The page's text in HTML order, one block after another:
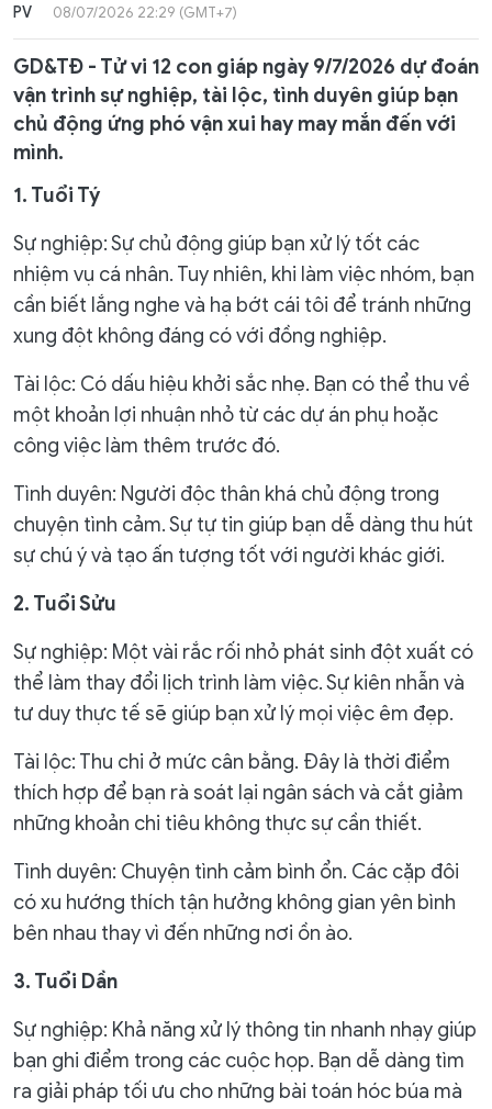
PV 08/07/2026 22:29 (GMT+7)
GD&TĐ - Tử vi 12 con giáp ngày 9/7/2026 dự đoán
vận trình sự nghiệp, tài lộc, tình duyên giúp bạn
chủ động ứng phó vận xui hay may mắn đến với
mình.
1. Tuổi Tý
Sự nghiệp: Sự chủ động giúp bạn xử lý tốt các
nhiệm vụ cá nhân. Tuy nhiên, khi làm việc nhóm, bạn
cần biết lắng nghe và hạ bớt cái tôi để tránh những
xung đột không đáng có với đồng nghiệp.
Tài lộc: Có dấu hiệu khởi sắc nhẹ. Bạn có thể thu về
một khoản lợi nhuận nhỏ từ các dự án phụ hoặc
công việc làm thêm trước đó.
Tình duyên: Người độc thân khá chủ động trong
chuyện tình cảm. Sự tự tin giúp bạn dễ dàng thu hút
sự chú ý và tạo ấn tượng tốt với người khác giới.
2. Tuổi Sửu
Sự nghiệp: Một vài rắc rối nhỏ phát sinh đột xuất có
thể làm thay đổi lịch trình làm việc. Sự kiên nhẫn và
tư duy thực tế sẽ giúp bạn xử lý mọi việc êm đẹp.
Tài lộc: Thu chi ở mức cân bằng. Đây là thời điểm
thích hợp để bạn rà soát lại ngân sách và cắt giảm
những khoản chi tiêu không thực sự cần thiết.
Tình duyên: Chuyện tình cảm bình ổn. Các cặp đôi
có xu hướng thích tận hưởng không gian yên bình
bên nhau thay vì đến những nơi ồn ào.
3. Tuổi Dần
Sự nghiệp: Khả năng xử lý thông tin nhanh nhạy giúp
bạn ghi điểm trong các cuộc họp. Bạn dễ dàng tìm
ra giải pháp tối ưu cho những bài toán hóc búa mà